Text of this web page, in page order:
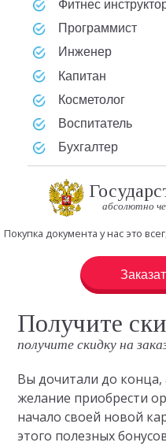
Фитнес
Программист
Инженер
Капитан
Косметолог
Воспитатель
Бухгалтер
абсолютно
Покупка документа у нас это
Получите
получите скидку на
Вы дочитали до конца,
желание приобрести
начало своей новой
этого полезных